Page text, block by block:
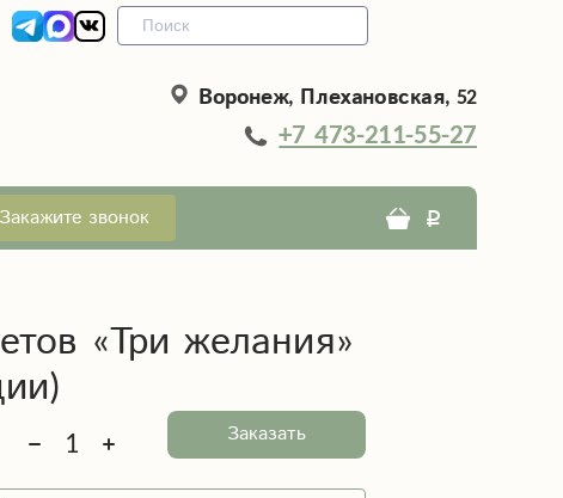
Воронеж, Плехановская, 52
+7 473-211-55-27
Закажите звонок
«Три желания»
Заказать